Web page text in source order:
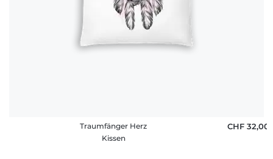
Traumfänger Herz
Kissen
CHF 32,00